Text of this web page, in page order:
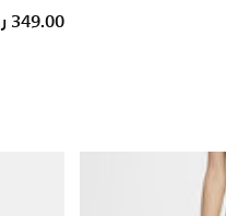
349.00 ر.س